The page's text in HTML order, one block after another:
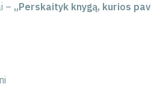
– „Perskaityk knygą, kurios